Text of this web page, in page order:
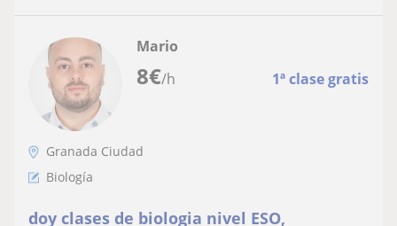
8€/h 1ª clase gratis
Mario
Granada Ciudad
Biología
doy clases de biologia nivel ESO,